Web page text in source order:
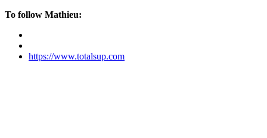
To follow Mathieu:
https://www.totalsup.com